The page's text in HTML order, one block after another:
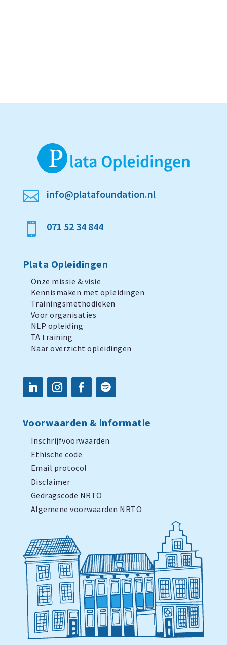
 info@platafoundation.nl
 071 52 34 844
Plata Opleidingen
Onze missie & visie
Kennismaken met opleidingen
Trainingsmethodieken
Voor organisaties
NLP opleiding
TA training
Naar overzicht opleidingen
Voorwaarden & informatie
Inschrijfvoorwaarden
Ethische code
Email protocol
Disclaimer
Gedragscode NRTO
Algemene voorwaarden NRTO